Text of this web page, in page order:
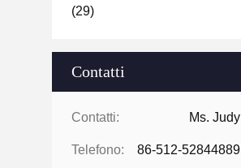
(29)
Contatti
Contatti: Ms. Judy
Telefono: 86-512-52844889